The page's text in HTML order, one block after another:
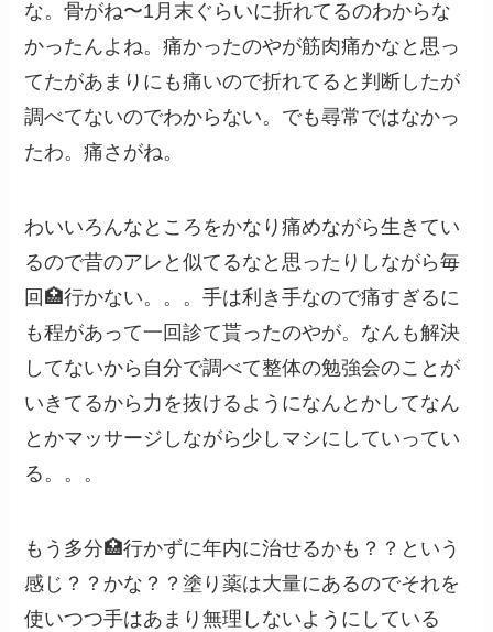
な。骨がね〜1月末ぐらいに折れてるのわからな
かったんよね。痛かったのやが筋肉痛かなと思っ
てたがあまりにも痛いので折れてると判断したが
調べてないのでわからない。でも尋常ではなかっ
たわ。痛さがね。
わいいろんなところをかなり痛めながら生きてい
るので昔のアレと似てるなと思ったりしながら毎
回🏥行かない。。。手は利き手なので痛すぎるに
も程があって一回診て貰ったのやが。なんも解決
してないから自分で調べて整体の勉強会のことが
いきてるから力を抜けるようになんとかしてなん
とかマッサージしながら少しマシにしていってい
る。。。
もう多分🏥行かずに年内に治せるかも？？という
感じ？？かな？？塗り薬は大量にあるのでそれを
使いつつ手はあまり無理しないようにしている